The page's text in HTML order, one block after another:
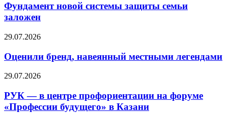
Фундамент новой системы защиты семьи
заложен
29.07.2026
Оценили бренд, навеянный местными легендами
29.07.2026
РУК — в центре профориентации на форуме
«Профессии будущего» в Казани